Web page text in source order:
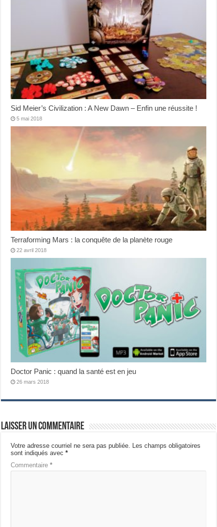
Sid Meier’s Civilization : A New Dawn – Enfin une réussite !
5 mai 2018
Terraforming Mars : la conquête de la planète rouge
22 avril 2018
Doctor Panic : quand la santé est en jeu
26 mars 2018
Laisser un commentaire
Votre adresse courriel ne sera pas publiée.
Les champs obligatoires
sont indiqués avec*
Commentaire*